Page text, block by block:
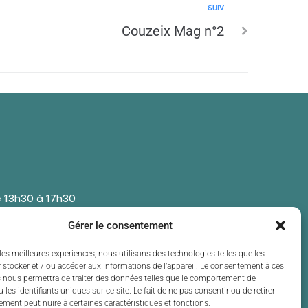
Gérer le consentement
meilleures expériences, nous utilisons des technologies telles que les
et / ou accéder aux informations de l’appareil. Le consentement à ces
permettra de traiter des données telles que le comportement de
les identifiants uniques sur ce site. Le fait de ne pas consentir ou de retirer
peut nuire à certaines caractéristiques et fonctions.
SUIV
Couzeix Mag n°2
à 17h30
à 17h30
13h30 à 17h30
à 17h30
de 13h30 à 17h30